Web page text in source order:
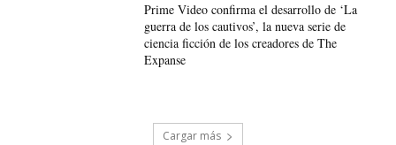
Prime Video confirma el desarrollo de ‘La
guerra de los cautivos’, la nueva serie de
ciencia ficción de los creadores de The
Expanse
Cargar más